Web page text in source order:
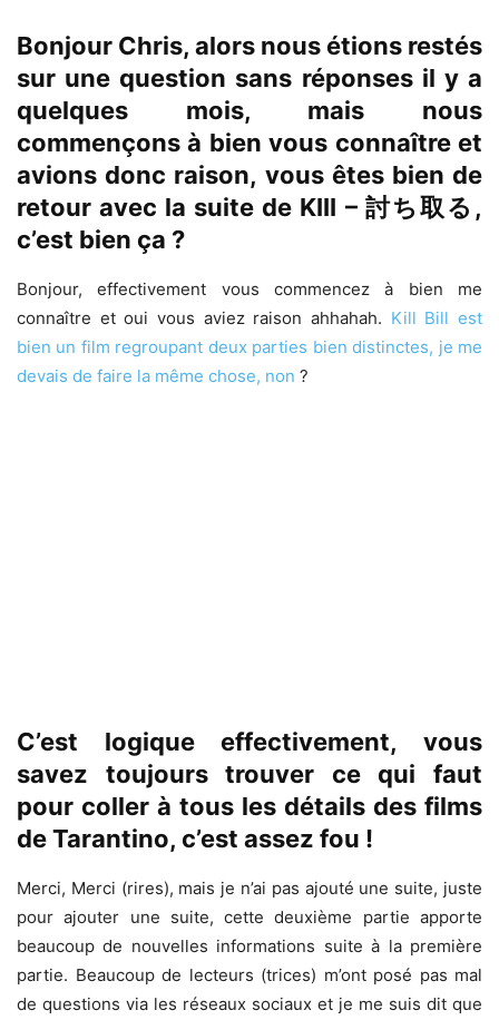
Bonjour Chris, alors nous étions restés
sur une question sans réponsesil y a
quelques mois, mais nous
commençons à bien vous connaître et
avions donc raison, vous êtes bien de
retour avec la suite de KIII – 討ち取る,
c’est bien ça ?
Bonjour, effectivement vous commencez à bien me
connaître et oui vous aviez raison ahhahah. Kill Bill est
bien un film regroupant deux parties bien distinctes, je me
devais de faire la même chose, non ?
C’est logique effectivement, vous
savez toujours trouver ce qui faut
pour coller à tous les détails des films
de Tarantino, c’est assez fou !
Merci, Merci (rires), mais je n’ai pas ajouté une suite, juste
pour ajouter une suite, cette deuxième partie apporte
beaucoup de nouvelles informations suite à la première
partie. Beaucoup de lecteurs (trices) m’ont posé pas mal
de questions via les réseaux sociaux et je me suis dit que